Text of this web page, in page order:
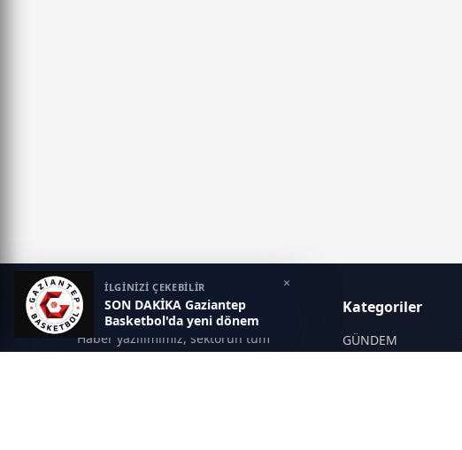
İLGİNİZİ ÇEKEBİLİR
SON DAKİKA Gaziantep
Basketbol'da yeni dönem
×
Gaziantep Postası
Haber yazılımımız, sektörün tüm
ihtiyaçlarını karşılayacak şekilde
Kategoriler
GÜNDEM